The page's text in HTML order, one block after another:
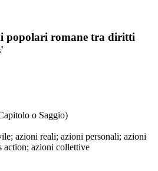
popolari romane tra diritti
o Saggio)
azioni reali; azioni personali; azioni
action; azioni collettive